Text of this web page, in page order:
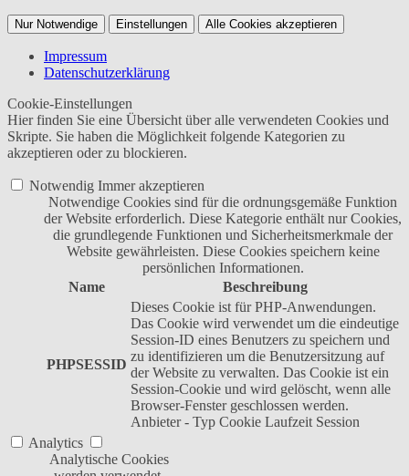
Nur Notwendige Einstellungen Alle Cookies akzeptieren
Impressum
Datenschutzerklärung
Cookie-Einstellungen
Hier finden Sie eine Übersicht über alle verwendeten Cookies und
Skripte. Sie haben die Möglichkeit folgende Kategorien zu
akzeptieren oder zu blockieren.
Notwendig Immer akzeptieren
Notwendige Cookies sind für die ordnungsgemäße Funktion
der Website erforderlich. Diese Kategorie enthält nur Cookies,
die grundlegende Funktionen und Sicherheitsmerkmale der
Website gewährleisten. Diese Cookies speichern keine
persönlichen Informationen.
Name
Beschreibung
PHPSESSID
Dieses Cookie ist für PHP-Anwendungen.
Das Cookie wird verwendet um die eindeutige
Session-ID eines Benutzers zu speichern und
zu identifizieren um die Benutzersitzung auf
der Website zu verwalten. Das Cookie ist ein
Session-Cookie und wird gelöscht, wenn alle
Browser-Fenster geschlossen werden.
Anbieter - Typ Cookie Laufzeit Session
Analytics
Analytische Cookies